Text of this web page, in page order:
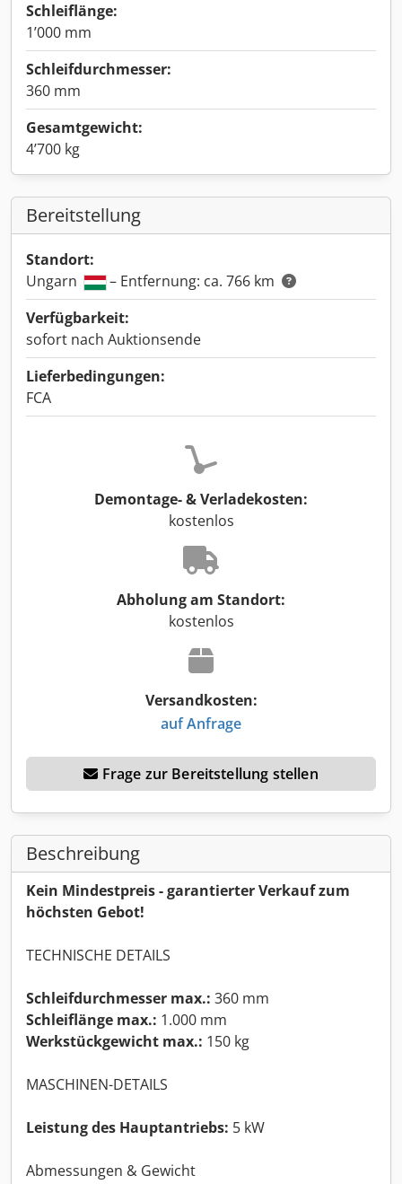
Schleiflänge:
1’000 mm
Schleifdurchmesser:
360 mm
Gesamtgewicht:
4’700 kg
Bereitstellung
Standort:
Ungarn
– Entfernung: ca. 766 km
Verfügbarkeit:
sofort nach Auktionsende
Lieferbedingungen:
FCA
Demontage- & Verladekosten:
kostenlos
Abholung am Standort:
kostenlos
Versandkosten:
auf Anfrage
Frage zur Bereitstellung stellen
Beschreibung
Kein Mindestpreis - garantierter Verkauf zum
höchsten Gebot!
TECHNISCHE DETAILS
Schleifdurchmesser max.: 360 mm
Schleiflänge max.: 1.000 mm
Werkstückgewicht max.: 150 kg
MASCHINEN-DETAILS
Leistung des Hauptantriebs: 5 kW
Abmessungen & Gewicht